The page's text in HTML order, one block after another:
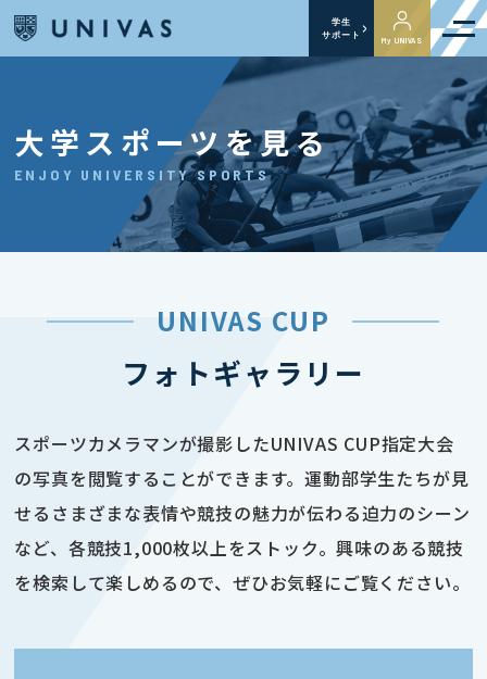
学生
サポート
My UNIVAS
大学スポーツを見る
ENJOY UNIVERSITY SPORTS
UNIVAS CUP
フォトギャラリー
スポーツカメラマンが撮影したUNIVAS CUP指定大会
の写真を閲覧することができます。運動部学生たちが見
せるさまざまな表情や競技の魅力が伝わる迫力のシーン
など、各競技1,000枚以上をストック。興味のある競技
を検索して楽しめるので、ぜひお気軽にご覧ください。